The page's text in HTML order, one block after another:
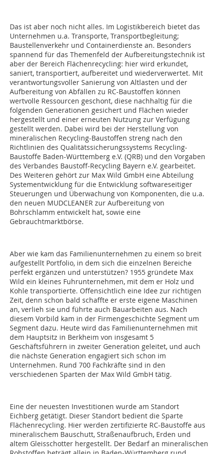
Das ist aber noch nicht alles. Im Logistikbereich bietet das
Unternehmen u.a. Transporte, Transportbegleitung;
Baustellenverkehr und Containerdienste an. Besonders
spannend für das Themenfeld der Aufbereitungstechnik ist
aber der Bereich Flächenrecycling: hier wird erkundet,
saniert, transportiert, aufbereitet und wiederverwertet. Mit
verantwortungsvoller Sanierung von Altlasten und der
Aufbereitung von Abfällen zu RC-Baustoffen können
wertvolle Ressourcen geschont, diese nachhaltig für die
folgenden Generationen gesichert und Flächen wieder
hergestellt und einer erneuten Nutzung zur Verfügung
gestellt werden. Dabei wird bei der Herstellung von
mineralischen Recycling-Baustoffen streng nach den
Richtlinien des Qualitätssicherungssystems Recycling-
Baustoffe Baden-Württemberg e.V. (QRB) und den Vorgaben
des Verbandes Baustoff-Recycling Bayern e.V. gearbeitet.
Des Weiteren gehört zur Max Wild GmbH eine Abteilung
Systementwicklung für die Entwicklung softwareseitiger
Steuerungen und Überwachung von Komponenten, die u.a.
den neuen MUDCLEANER zur Aufbereitung von
Bohrschlamm entwickelt hat, sowie eine
Gebrauchtmarktbörse.
Aber wie kam das Familienunternehmen zu einem so breit
aufgestellt Portfolio, in dem sich die einzelnen Bereiche
perfekt ergänzen und unterstützen? 1955 gründete Max
Wild ein kleines Fuhrunternehmen, mit dem er Holz und
Kohle transportierte. Offensichtlich eine Idee zur richtigen
Zeit, denn schon bald schaffte er erste eigene Maschinen
an, verlieh sie und führte auch Bauarbeiten aus. Nach
diesem Vorbild kam in der Firmengeschichte Segment um
Segment dazu. Heute wird das Familienunternehmen mit
dem Hauptsitz in Berkheim von insgesamt 5
Geschäftsführern in zweiter Generation geleitet, und auch
die nächste Generation engagiert sich schon im
Unternehmen. Rund 700 Fachkräfte sind in den
verschiedenen Sparten der Max Wild GmbH tätig.
Eine der neuesten Investitionen wurde am Standort
Eichberg getätigt. Dieser Standort bedient die Sparte
Flächenrecycling. Hier werden zertifizierte RC-Baustoffe aus
mineralischem Bauschutt, Straßenaufbruch, Erden und
altem Gleisschotter hergestellt. Der Bedarf an mineralischen